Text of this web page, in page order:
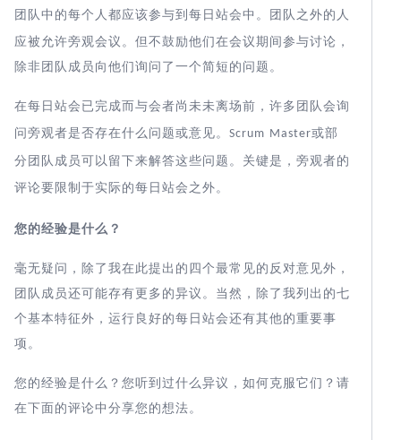
团队中的每个人都应该参与到每日 站会中 。团队之外的人
应被允许旁观会议。但不鼓励他们在会议期间参与讨论，
除非团队成员向他们询问了一个简短的问题。
在每日站会 已完成而与会者尚未未离场前，许多团队会询
问旁观者是否存在什么问题或意见。 Scrum Master或部
分团队成员可以留下来解答这些问题。关键是，旁观者的
评论要限制于实际的每日站会 之外。
您的经验是什么？
毫无疑问，除了我在此提出的四个最常见的反对意见外，
团队成员还可能存有更多的异议。当然，除了我列出的七
个基本特征外，运行良好的每日站会还有其他的重要事
项。
您的经验是什么？您听到过什么异议，如何克服它们？请
在下面的评论中分享您的想法。